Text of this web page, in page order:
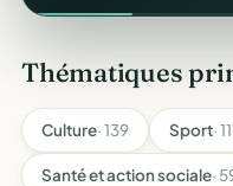
Thématiques
Culture· 139 Sport·
Santé et action sociale·